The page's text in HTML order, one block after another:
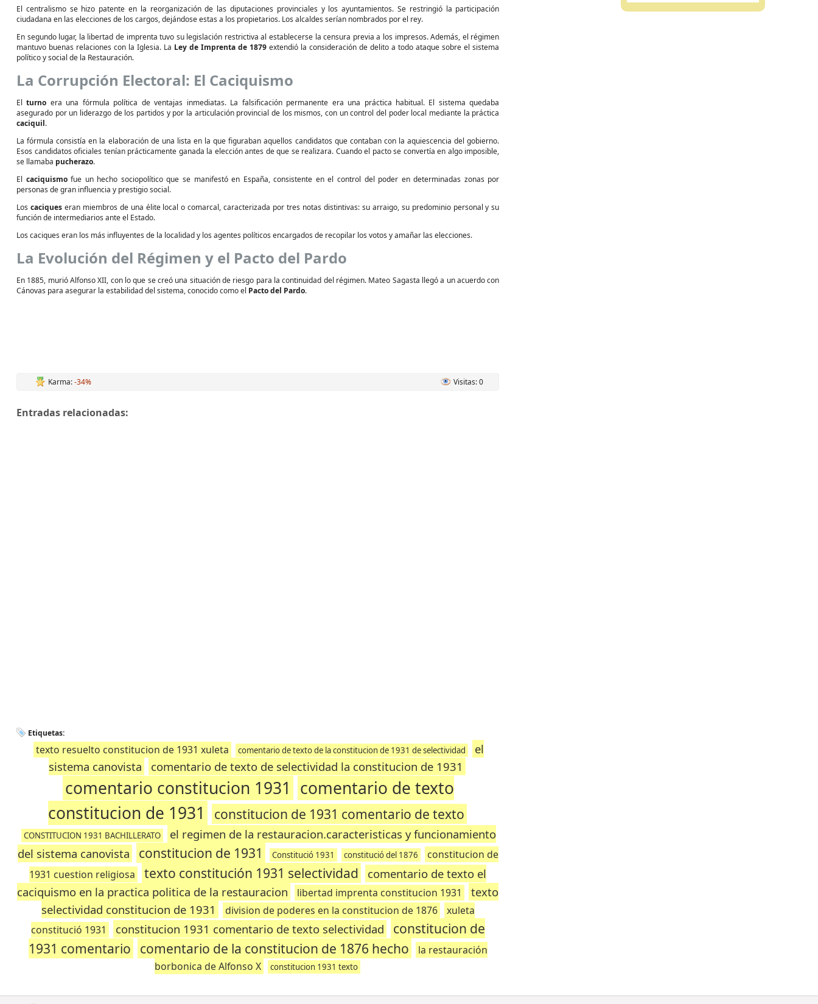
El centralismo se hizo patente en la reorganización de las diputaciones provinciales y los ayuntamientos. Se restringió la participación
ciudadana en las elecciones de los cargos, dejándose estas a los propietarios. Los alcaldes serían nombrados por el rey.
En segundo lugar, la libertad de imprenta tuvo su legislación restrictiva al establecerse la censura previa a los impresos. Además, el régimen
mantuvo buenas relaciones con la Iglesia. La Ley de Imprenta de 1879 extendió la consideración de delito a todo ataque sobre el sistema
político y social de la Restauración.
La Corrupción Electoral: El Caciquismo
Elturno era una fórmula política de ventajas inmediatas. La falsificación permanente era una práctica habitual. El sistema quedaba
asegurado por un liderazgo de los partidos y por la articulación provincial de los mismos, con un control del poder local mediante la práctica
caciquil.
La fórmula consistía en la elaboración de una lista en la que figuraban aquellos candidatos que contaban con la aquiescencia del gobierno.
Esos candidatos oficiales tenían prácticamente ganada la elección antes de que se realizara. Cuando el pacto se convertía en algo imposible,
se llamaba pucherazo.
El caciquismofue un hecho sociopolítico que se manifestó en España, consistente en el control del poder en determinadas zonas por
personas de gran influencia y prestigio social.
Los caciqueseran miembros de una élite local o comarcal, caracterizada por tres notas distintivas: su arraigo, su predominio personal y su
función de intermediarios ante el Estado.
Los caciques eran los más influyentes de la localidad y los agentes políticos encargados de recopilar los votos y amañar las elecciones.
La Evolución del Régimen y el Pacto del Pardo
En 1885, murió Alfonso XII, con lo que se creó una situación de riesgo para la continuidad del régimen. Mateo Sagasta llegó a un acuerdo con
Cánovas para asegurar la estabilidad del sistema, conocido como el Pacto del Pardo.
Karma:-34% Visitas: 0
Entradas relacionadas:
Etiquetas:
texto resuelto constitucion de 1931 xuleta comentario de texto de la constitucion de 1931 de selectividad
el
sistema canovista
comentario de texto de selectividad la constitucion de 1931
comentario constitucion 1931 comentario de texto
constitucion de 1931
constitucion de 1931 comentario de texto
CONSTITUCION 1931 BACHILLERATO
el regimen de la restauracion.caracteristicas y funcionamiento
del sistema canovista
constitucion de 1931 Constitució 1931 constitució del 1876
constitucion de
1931 cuestion religiosa
texto constitución 1931 selectividad
comentario de texto el
caciquismo en la practica politica de la restauracion
libertad imprenta constitucion 1931
texto
selectividad constitucion de 1931
division de poderes en la constitucion de 1876
xuleta
constitució 1931
constitucion 1931 comentario de texto selectividad
constitucion de
1931 comentario comentario de la constitucion de 1876 hecho
la restauración
borbonica de Alfonso X
constitucion 1931 texto